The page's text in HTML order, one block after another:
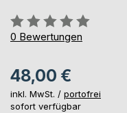
Bewertung::
0%
0 Bewertungen
48,00 €
inkl. MwSt. / portofrei
sofort verfügbar